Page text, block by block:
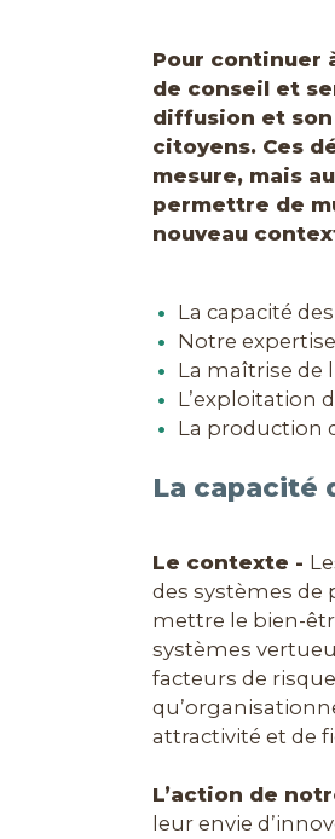
Pour continuer
de conseil et
diffusion et
citoyens. Ces
mesure, mais
permettre de
nouveau
La capacité
Notre
La maîtrise de
L’exploitation
La production
La capacité
Le contexte -
des systèmes de
mettre le bien-
systèmes
facteurs de
attractivité et de
L’action de
leur envie